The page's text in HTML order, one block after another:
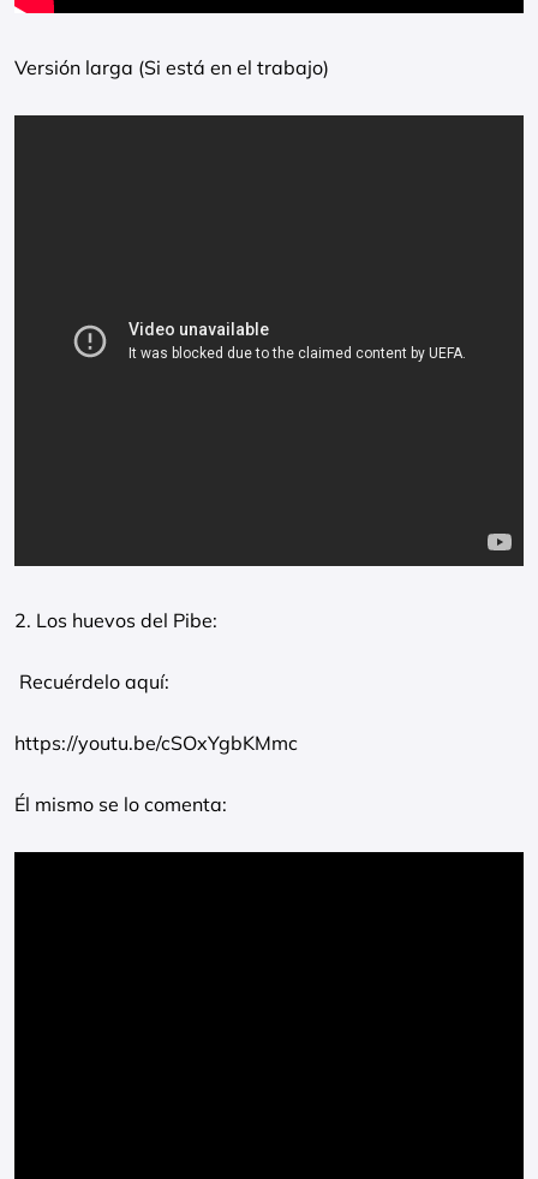
Versión larga (Si está en el trabajo)
2. Los huevos del Pibe:
Recuérdelo aquí:
https://youtu.be/cSOxYgbKMmc
Él mismo se lo comenta: